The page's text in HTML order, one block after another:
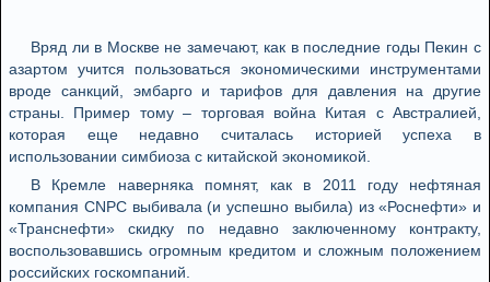
Вряд ли в Москве не замечают, как в последние годы Пекин с
азартом учится пользоваться экономическими инструментами
вроде санкций, эмбарго и тарифов для давления на другие
страны. Пример тому – торговая война Китая с Австралией,
которая еще недавно считалась историей успеха в
использовании симбиоза с китайской экономикой.
В Кремле наверняка помнят, как в 2011 году нефтяная
компания CNPC выбивала (и успешно выбила) из «Роснефти» и
«Транснефти» скидку по недавно заключенному контракту,
воспользовавшись огромным кредитом и сложным положением
российских госкомпаний.